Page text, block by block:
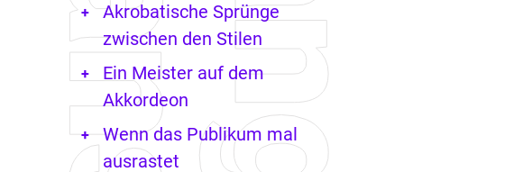
Akrobatische Sprünge
zwischen den Stilen
Ein Meister auf dem
Akkordeon
Wenn das Publikum mal
ausrastet